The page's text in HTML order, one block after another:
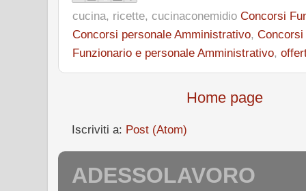
cucina, ricette, cucinaconemidio Concorsi
Concorsi personale Amministrativo, Concorsi
Funzionario e personale Amministrativo,
Home page
Iscriviti a: Post (Atom)
ADESSOLAVORO